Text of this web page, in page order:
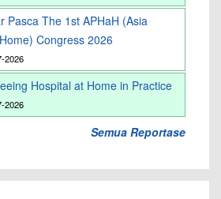
Pasca The 1st APHaH (Asia
Congress 2026
2026
Hospital at Home in Practice
2026
Semua Reportase